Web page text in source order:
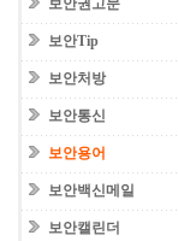
보안권고문
보안Tip
보안처방
보안통신
보안용어
보안백신메일
보안캘린더